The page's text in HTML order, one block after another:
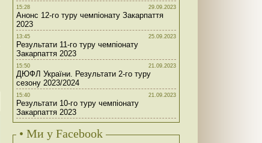
15:28 29.09.2023
Анонс 12-го туру чемпіонату Закарпаття
2023
13:45 25.09.2023
Результати 11-го туру чемпіонату
Закарпаття 2023
15:50 21.09.2023
ДЮФЛ України. Результати 2-го туру
сезону 2023/2024
15:40 21.09.2023
Результати 10-го туру чемпіонату
Закарпаття 2023
• Ми у Facebook